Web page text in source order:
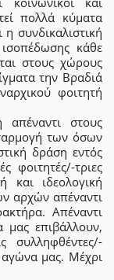
πολλά κύματα
συνδικαλιστική
κάθε
στους χώρους
την Βραδιά
φοιτητή
απέναντι στους
των όσων
δράση εντός
φοιτητές/-τριες
και ιδεολογική
αρχών απέναντι
Απέναντι
επιβάλλουν,
συλληφθέντες/-
μας. Μέχρι